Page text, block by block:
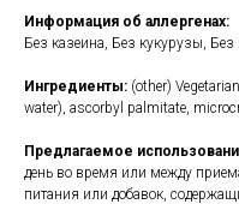
Информация об аллергенах:
Без казеина, Без кукурузы,
Ингредиенты: (other)
water), ascorbyl palmitate,
Предлагаемое
день во время или между
питания или добавок,